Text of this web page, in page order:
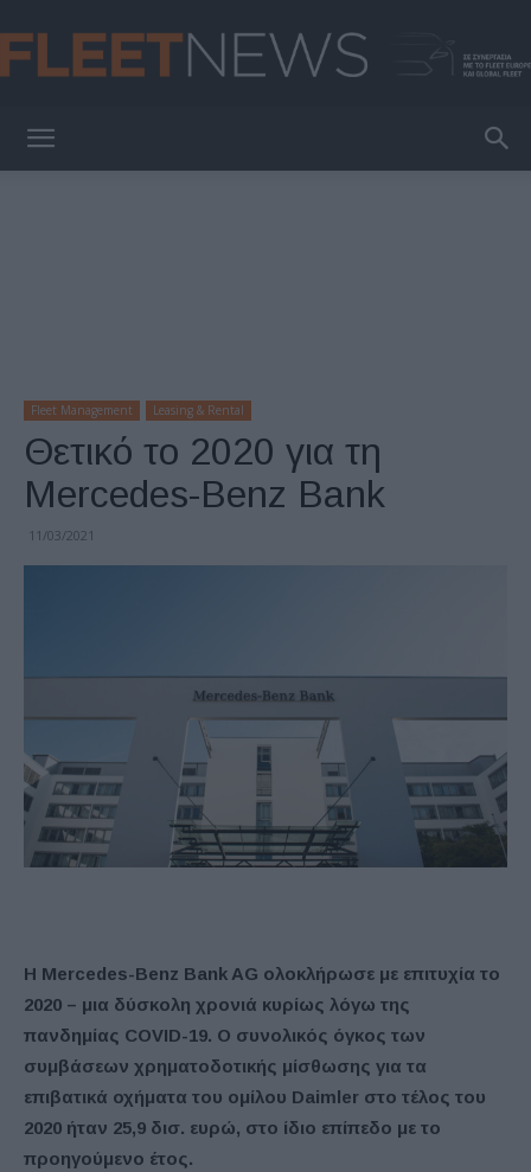
Fleet Management Leasing & Rental
Θετικό το 2020 για τη
Mercedes-Benz Bank
11/03/2021
Η Mercedes-Benz Bank AG ολοκλήρωσε με επιτυχία το
2020 – μια δύσκολη χρονιά κυρίως λόγω της
πανδημίας COVID-19. Ο συνολικός όγκος των
συμβάσεων χρηματοδοτικής μίσθωσης για τα
επιβατικά οχήματα του ομίλου Daimler στο τέλος του
2020 ήταν 25,9 δισ. ευρώ, στο ίδιο επίπεδο με το
προηγούμενο έτος.